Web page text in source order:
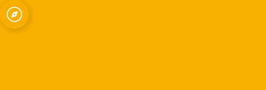
Open quicklink menu